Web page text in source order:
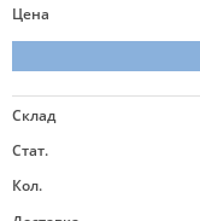
Цена
Склад
Стат.
Кол.